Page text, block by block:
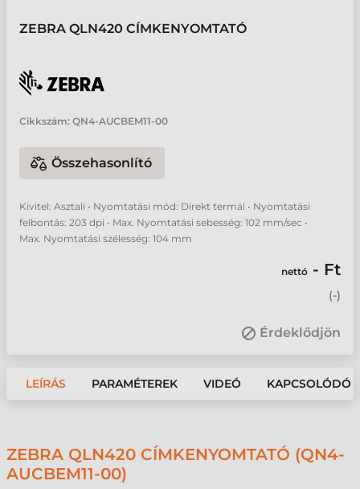
ZEBRA QLN420 CÍMKENYOMTATÓ
Cikkszám: QN4-AUCBEM11-00
Összehasonlító
Kivitel: Asztali • Nyomtatási mód: Direkt termál • Nyomtatási
felbontás: 203 dpi • Max. Nyomtatási sebesség: 102 mm/sec •
Max. Nyomtatási szélesség: 104 mm
nettó - Ft
(-)
Érdeklődjön
LEÍRÁS PARAMÉTEREK VIDEÓ KAPCSOLÓDÓ
ZEBRA QLN420 CÍMKENYOMTATÓ (QN4-
AUCBEM11-00)